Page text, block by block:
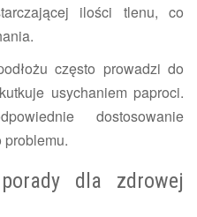
ilości tlenu, co
często prowadzi do
usychaniem paproci.
dostosowanie
dla zdrowej